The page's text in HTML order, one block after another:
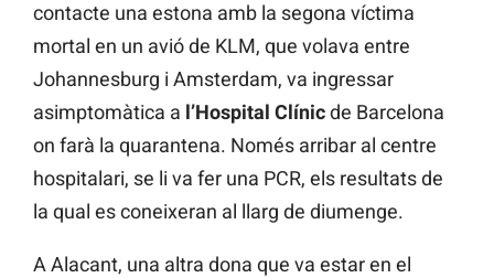
contacte una estona amb la segona víctima
mortal en un avió de KLM, que volava entre
Johannesburg i Amsterdam, va ingressar
asimptomàtica a l’Hospital Clínicde Barcelona
on farà la quarantena. Només arribar al centre
hospitalari, se li va fer una PCR, els resultats de
la qual es coneixeran al llarg de diumenge.
A Alacant, una altra dona que va estar en el